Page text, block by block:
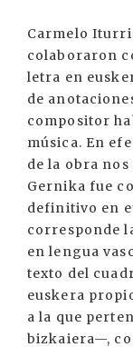
Carmelo
colaboraron
letra en
de
compositor
música. En
de la obra
Gernika fue
definitivo en
corresponde
en lengua
texto del
euskera
a la que
bizkaiera—,